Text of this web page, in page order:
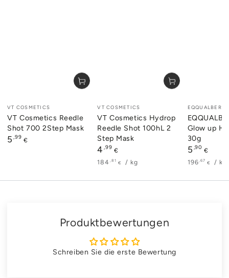
Verkäufer/in:
VT COSMETICS
VT Cosmetics Reedle
Shot 700 2Step Mask
Regulärer
5 ,99 €
Verkäufer/in:
VT COSMETICS
VT Cosmetics Hydrop
Reedle Shot 100hL 2
Step Mask
Regulärer
Preis
4,99 €
Stückpreis
184 ,81 € / pro
kg
Verkäufer/
EQQUALBERRY
Glow up
30g
Regulärer
Preis
5 ,90 €
Stückpreis
196 ,67 € / kg
Produktbewertungen
Schreiben Sie die erste Bewertung